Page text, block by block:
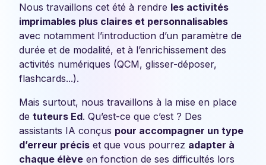
Nous travaillons cet été à rendre les activités
imprimables plus claires et personnalisables
avec notamment l’introduction d’un paramètre de
durée et de modalité, et à l’enrichissement des
activités numériques (QCM, glisser-déposer,
flashcards...).
Mais surtout, nous travaillons à la mise en place
de tuteurs Ed. Qu’est-ce que c’est ? Des
assistants IA conçus pour accompagner un type
d’erreur précis et que vous pourrez adapter à
chaque élève en fonction de ses difficultés lors